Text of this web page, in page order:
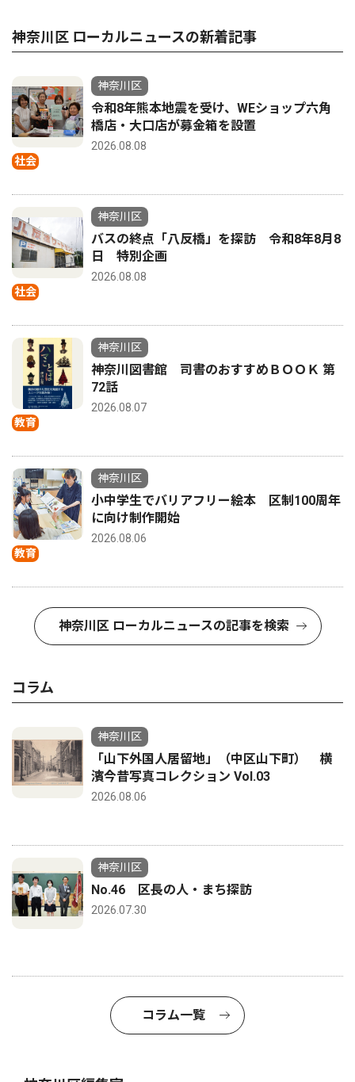
神奈川区 ローカルニュースの新着記事
社会
神奈川区
令和8年熊本地震を受け、WEショップ六角
橋店・大口店が募金箱を設置
2026.08.08
社会
神奈川区
バスの終点「八反橋」を探訪 令和8年8月8
日 特別企画
2026.08.08
教育
神奈川区
神奈川図書館 司書のおすすめＢＯＯＫ 第
72話
2026.08.07
教育
神奈川区
小中学生でバリアフリー絵本 区制100周年
に向け制作開始
2026.08.06
神奈川区 ローカルニュースの記事を検索
コラム
神奈川区
「山下外国人居留地」（中区山下町） 横
濱今昔写真コレクション Vol.03
2026.08.06
神奈川区
No.46 区長の人・まち探訪
2026.07.30
コラム一覧